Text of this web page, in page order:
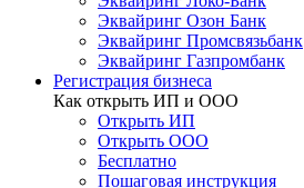
Эквайринг Озон Банк
Эквайринг Промсвязьбанк
Эквайринг Газпромбанк
Регистрация бизнеса
Как открыть ИП и ООО
Открыть ИП
Открыть ООО
Бесплатно
Пошаговая инструкция